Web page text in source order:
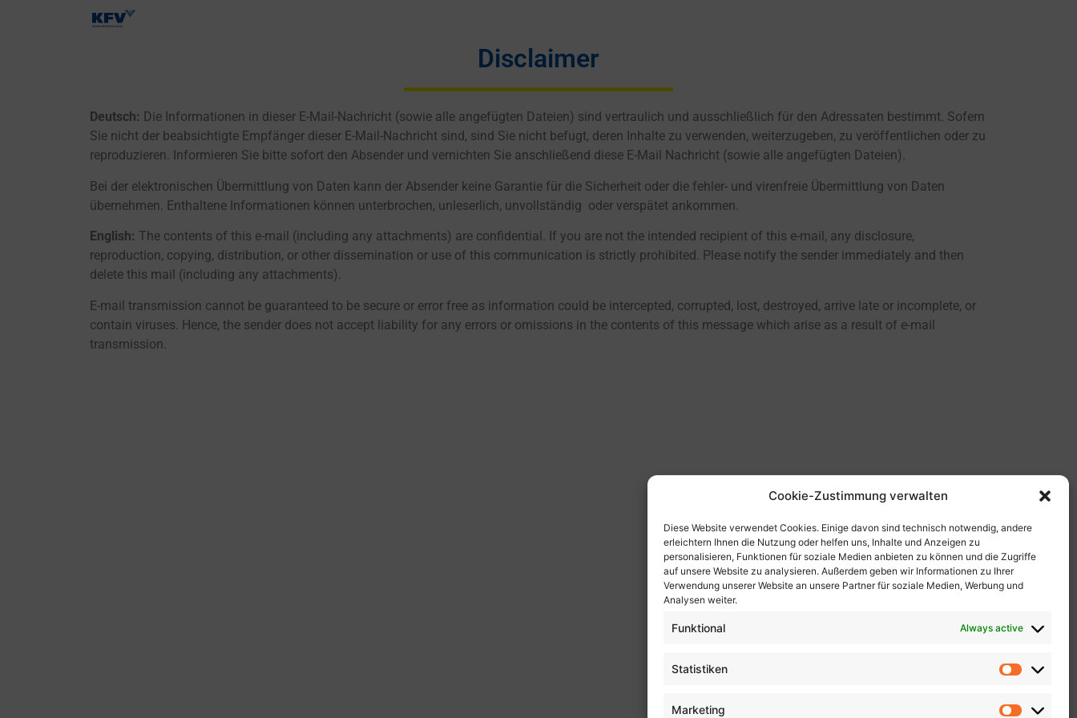
Cookie-Zustimmung verwalten
Diese Website verwendet Cookies. Einige davon sind technisch notwendig, andere
erleichtern Ihnen die Nutzung oder helfen uns, Inhalte und Anzeigen zu
personalisieren, Funktionen für soziale Medien anbieten zu können und die Zugriffe
auf unsere Website zu analysieren. Außerdem geben wir Informationen zu Ihrer
Verwendung unserer Website an unsere Partner für soziale Medien, Werbung und
Analysen weiter.
Funktional Always active
Statistiken
Marketing
Disclaimer
Deutsch: Die Informationen in dieser E-Mail-Nachricht (sowie alle angefügten Dateien) sind vertraulich und ausschließlich für den Adressaten bestimmt. Sofern
Sie nicht der beabsichtigte Empfänger dieser E-Mail-Nachricht sind, sind Sie nicht befugt, deren Inhalte zu verwenden, weiterzugeben, zu veröffentlichen oder zu
reproduzieren. Informieren Sie bitte sofort den Absender und vernichten Sie anschließend diese E-Mail Nachricht (sowie alle angefügten Dateien).
Bei der elektronischen Übermittlung von Daten kann der Absender keine Garantie für die Sicherheit oder die fehler- und virenfreie Übermittlung von Daten
übernehmen. Enthaltene Informationen können unterbrochen, unleserlich, unvollständig oder verspätet ankommen.
English: The contents of this e-mail (including any attachments) are confidential. If you are not the intended recipient of this e-mail, any disclosure,
reproduction, copying, distribution, or other dissemination or use of this communication is strictly prohibited. Please notify the sender immediately and then
delete this mail (including any attachments).
E-mail transmission cannot be guaranteed to be secure or error free as information could be intercepted, corrupted, lost, destroyed, arrive late or incomplete, or
contain viruses. Hence, the sender does not accept liability for any errors or omissions in the contents of this message which arise as a result of e-mail
transmission.